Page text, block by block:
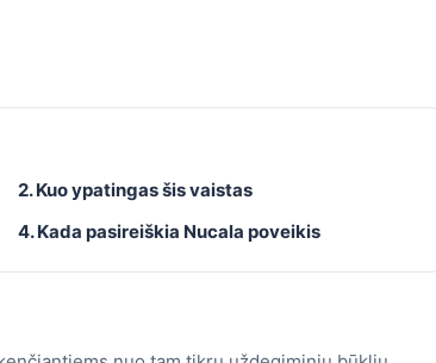
2. Kuo ypatingas šis vaistas
4. Kada pasireiškia Nucala poveikis